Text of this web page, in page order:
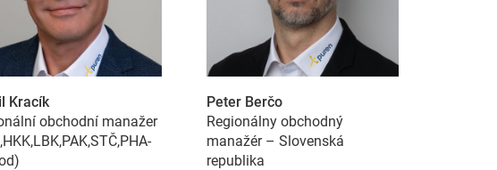
Kracík
obchodní manažer
Peter Berčo
Regionálny obchodný
manažér – Slovenská
republika
funkce webových stránek a pomáhají umožnit jejich